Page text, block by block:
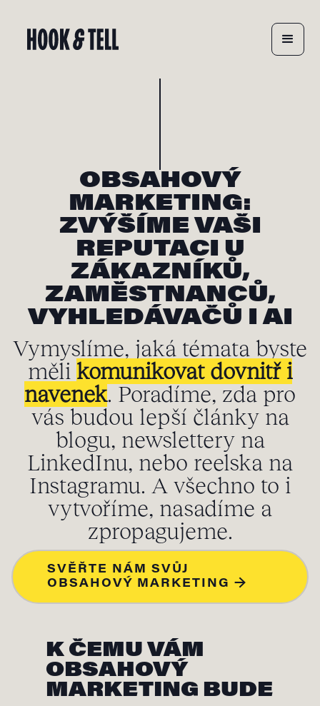
OBSAHOVÝ
MARKETING:
ZVÝŠÍME VAŠI
REPUTACI U
ZÁKAZNÍKŮ,
ZAMĚSTNANCŮ,
VYHLEDÁVAČŮ I AI
Vymyslíme, jaká témata byste
měli komunikovat dovnitř i
navenek. Poradíme, zda pro
vás budou lepší články na
blogu, newslettery na
LinkedInu, nebo reelska na
Instagramu. A všechno to i
vytvoříme, nasadíme a
zpropagujeme.
SVĚŘTE NÁM SVŮJ
OBSAHOVÝ MARKETING →
K ČEMU VÁM
OBSAHOVÝ
MARKETING BUDE